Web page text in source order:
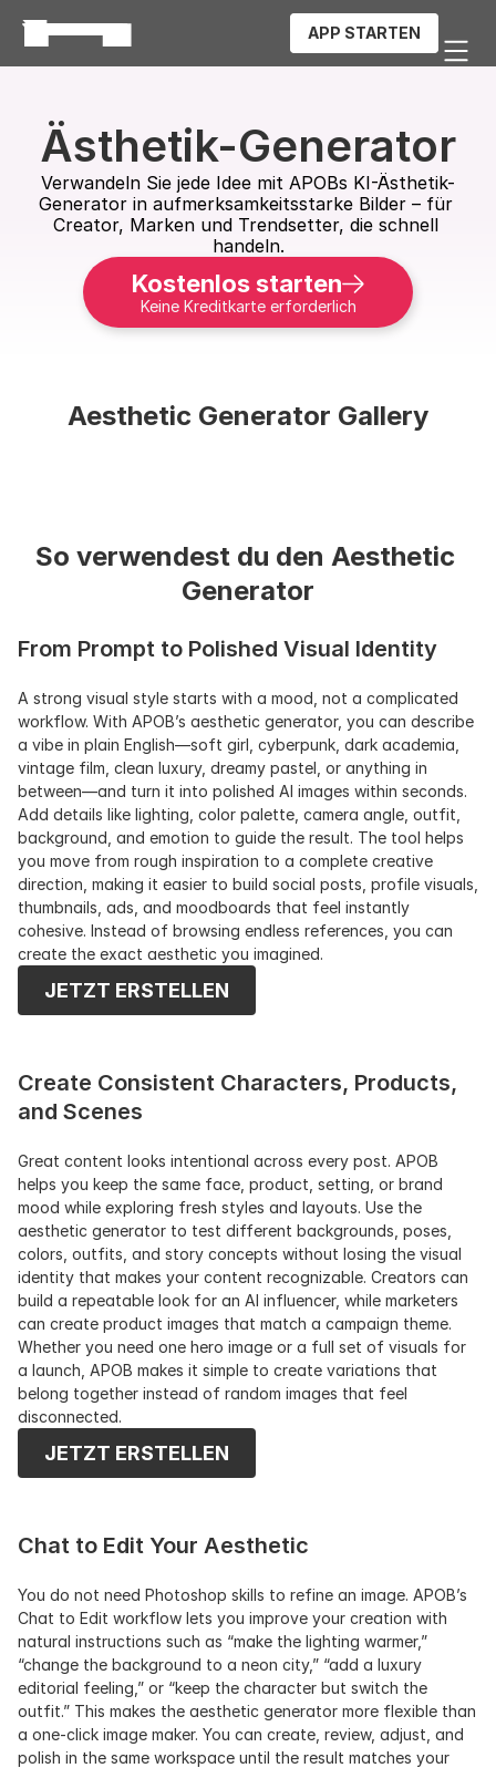
APP STARTEN
Ästhetik-Generator
Verwandeln Sie jede Idee mit APOBs KI-Ästhetik-
Generator in aufmerksamkeitsstarke Bilder – für
Creator, Marken und Trendsetter, die schnell
handeln.
Kostenlos starten
Keine Kreditkarte erforderlich
Aesthetic Generator Gallery
So verwendest du den Aesthetic
Generator
From Prompt to Polished Visual Identity
A strong visual style starts with a mood, not a complicated
workflow. With APOB’s aesthetic generator, you can describe
a vibe in plain English—soft girl, cyberpunk, dark academia,
vintage film, clean luxury, dreamy pastel, or anything in
between—and turn it into polished AI images within seconds.
Add details like lighting, color palette, camera angle, outfit,
background, and emotion to guide the result. The tool helps
you move from rough inspiration to a complete creative
direction, making it easier to build social posts, profile visuals,
thumbnails, ads, and moodboards that feel instantly
cohesive. Instead of browsing endless references, you can
create the exact aesthetic you imagined.
JETZT ERSTELLEN
Create Consistent Characters, Products,
and Scenes
Great content looks intentional across every post. APOB
helps you keep the same face, product, setting, or brand
mood while exploring fresh styles and layouts. Use the
aesthetic generator to test different backgrounds, poses,
colors, outfits, and story concepts without losing the visual
identity that makes your content recognizable. Creators can
build a repeatable look for an AI influencer, while marketers
can create product images that match a campaign theme.
Whether you need one hero image or a full set of visuals for
a launch, APOB makes it simple to create variations that
belong together instead of random images that feel
disconnected.
JETZT ERSTELLEN
Chat to Edit Your Aesthetic
You do not need Photoshop skills to refine an image. APOB’s
Chat to Edit workflow lets you improve your creation with
natural instructions such as “make the lighting warmer,”
“change the background to a neon city,” “add a luxury
editorial feeling,” or “keep the character but switch the
outfit.” This makes the aesthetic generator more flexible than
a one-click image maker. You can create, review, adjust, and
polish in the same workspace until the result matches your